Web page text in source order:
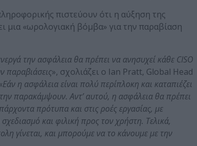
πιστεύουν ότι η αύξηση της
μια «ωρολογιακή βόμβα» για την παραβίαση
την ασφάλεια θα πρέπει να ανησυχεί κάθε CISO
παραβιάσεις», σχολιάζει ο Ian Pratt, Global Head
Εάν η ασφάλεια είναι πολύ περίπλοκη και καταπιέζει
παρακάμψουν. Αντ’ αυτού, η ασφάλεια θα πρέπει
πρότυπα και στις ροές εργασίας, με
και φιλική προς τον χρήστη. Τελικά,
γίνεται, και μπορούμε να το κάνουμε με την